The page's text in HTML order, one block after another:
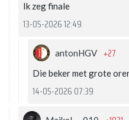
Ik zeg finale
13-05-2026 12:49
antonHGV +27
Die beker met grote
14-05-2026 07:39